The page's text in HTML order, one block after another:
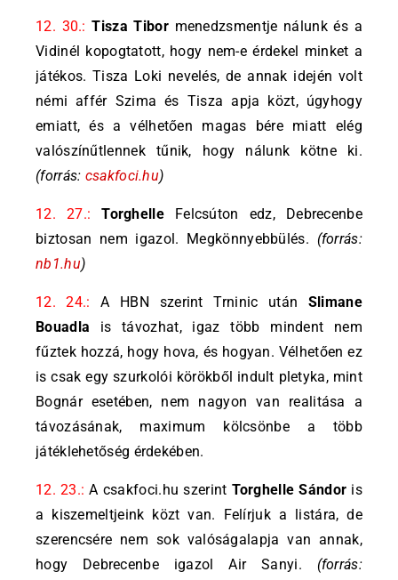
12. 30.:Tisza Tibor menedzsmentje nálunk és a
Vidinél kopogtatott, hogy nem-e érdekel minket a
játékos. Tisza Loki nevelés, de annak idején volt
némi affér Szima és Tisza apja közt, úgyhogy
emiatt, és a vélhetően magas bére miatt elég
valószínűtlennek tűnik, hogy nálunk kötne ki.
(forrás: csakfoci.hu)
12. 27.:Torghelle Felcsúton edz, Debrecenbe
biztosan nem igazol. Megkönnyebbülés. (forrás:
nb1.hu)
12. 24.:A HBN szerint Trninic után Slimane
Bouadla is távozhat, igaz több mindent nem
fűztek hozzá, hogy hova, és hogyan. Vélhetően ez
is csak egy szurkolói körökből indult pletyka, mint
Bognár esetében, nem nagyon van realitása a
távozásának, maximum kölcsönbe a több
játéklehetőség érdekében.
12. 23.:A csakfoci.hu szerint Torghelle Sándor is
a kiszemeltjeink közt van. Felírjuk a listára, de
szerencsére nem sok valóságalapja van annak,
hogy Debrecenbe igazol Air Sanyi. (forrás: